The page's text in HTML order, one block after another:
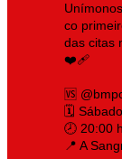
co
das citas
❤️‍🩹
🆚
🗓️
🕗 20:00
📍 A